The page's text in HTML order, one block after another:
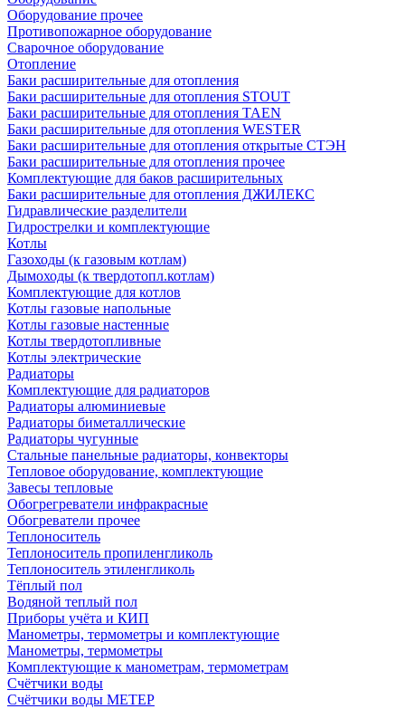
Оборудование прочее
Противопожарное оборудование
Сварочное оборудование
Отопление
Баки расширительные для отопления
Баки расширительные для отопления STOUT
Баки расширительные для отопления TAEN
Баки расширительные для отопления WESTER
Баки расширительные для отопления открытые СТЭН
Баки расширительные для отопления прочее
Комплектующие для баков расширительных
Баки расширительные для отопления ДЖИЛЕКС
Гидравлические разделители
Гидрострелки и комплектующие
Котлы
Газоходы (к газовым котлам)
Дымоходы (к твердотопл.котлам)
Комплектующие для котлов
Котлы газовые напольные
Котлы газовые настенные
Котлы твердотопливные
Котлы электрические
Радиаторы
Комплектующие для радиаторов
Радиаторы алюминиевые
Радиаторы биметаллические
Радиаторы чугунные
Стальные панельные радиаторы, конвекторы
Тепловое оборудование, комплектующие
Завесы тепловые
Обогрегреватели инфракрасные
Обогреватели прочее
Теплоноситель
Теплоноситель пропиленгликоль
Теплоноситель этиленгликоль
Тёплый пол
Водяной теплый пол
Приборы учёта и КИП
Манометры, термометры и комплектующие
Манометры, термометры
Комплектующие к манометрам, термометрам
Счётчики воды
Счётчики воды МЕТЕР